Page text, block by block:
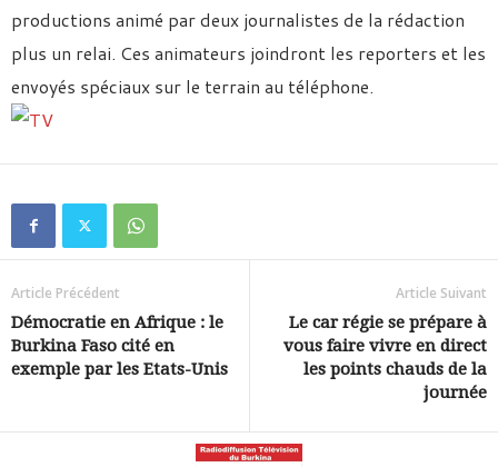
productions animé par deux journalistes de la rédaction
plus un relai. Ces animateurs joindront les reporters et les
envoyés spéciaux sur le terrain au téléphone.
Article Précédent
Démocratie en Afrique : le
Burkina Faso cité en
exemple par les Etats-Unis
Article Suivant
Le car régie se prépare à
vous faire vivre en direct
les points chauds de la
journée